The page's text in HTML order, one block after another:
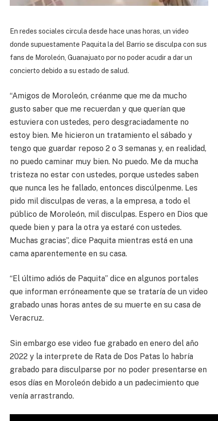
En redes sociales circula desde hace unas horas, un video
donde supuestamente Paquita la del Barrio se disculpa con sus
fans de Moroleón, Guanajuato por no poder acudir a dar un
concierto debido a su estado de salud.
“Amigos de Moroleón, créanme que me da mucho
gusto saber que me recuerdan y que querían que
estuviera con ustedes, pero desgraciadamente no
estoy bien. Me hicieron un tratamiento el sábado y
tengo que guardar reposo 2 o 3 semanas y, en realidad,
no puedo caminar muy bien. No puedo. Me da mucha
tristeza no estar con ustedes, porque ustedes saben
que nunca les he fallado, entonces discúlpenme. Les
pido mil disculpas de veras, a la empresa, a todo el
público de Moroleón, mil disculpas. Espero en Dios que
quede bien y para la otra ya estaré con ustedes.
Muchas gracias”, dice Paquita mientras está en una
cama aparentemente en su casa.
“El último adiós de Paquita” dice en algunos portales
que informan erróneamente que se trataría de un video
grabado unas horas antes de su muerte en su casa de
Veracruz.
Sin embargo ese video fue grabado en enero del año
2022 y la interprete de Rata de Dos Patas lo habría
grabado para disculparse por no poder presentarse en
esos días en Moroleón debido a un padecimiento que
venía arrastrando.